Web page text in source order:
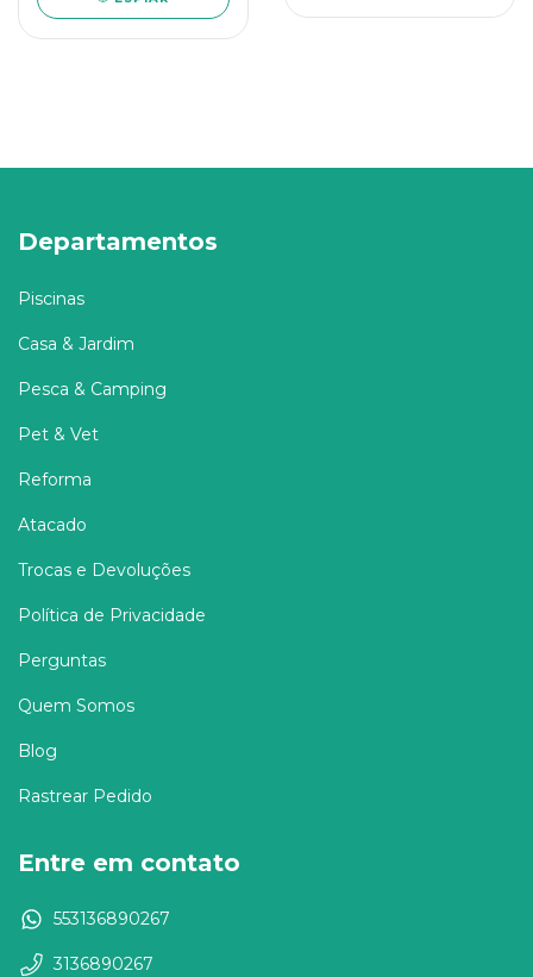
Departamentos
Piscinas
Casa & Jardim
Pesca & Camping
Pet & Vet
Reforma
Atacado
Trocas e Devoluções
Política de Privacidade
Perguntas
Quem Somos
Blog
Rastrear Pedido
Entre em contato
553136890267
3136890267